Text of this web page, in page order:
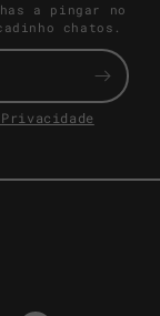
a pingar no
chatos.